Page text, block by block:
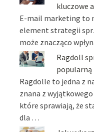
kluczowe
E-mail marketing to
element strategii
może znacząco
Ragdoll
popularną
Ragdolle to jedna z
znana z
które sprawiają, że
dla …